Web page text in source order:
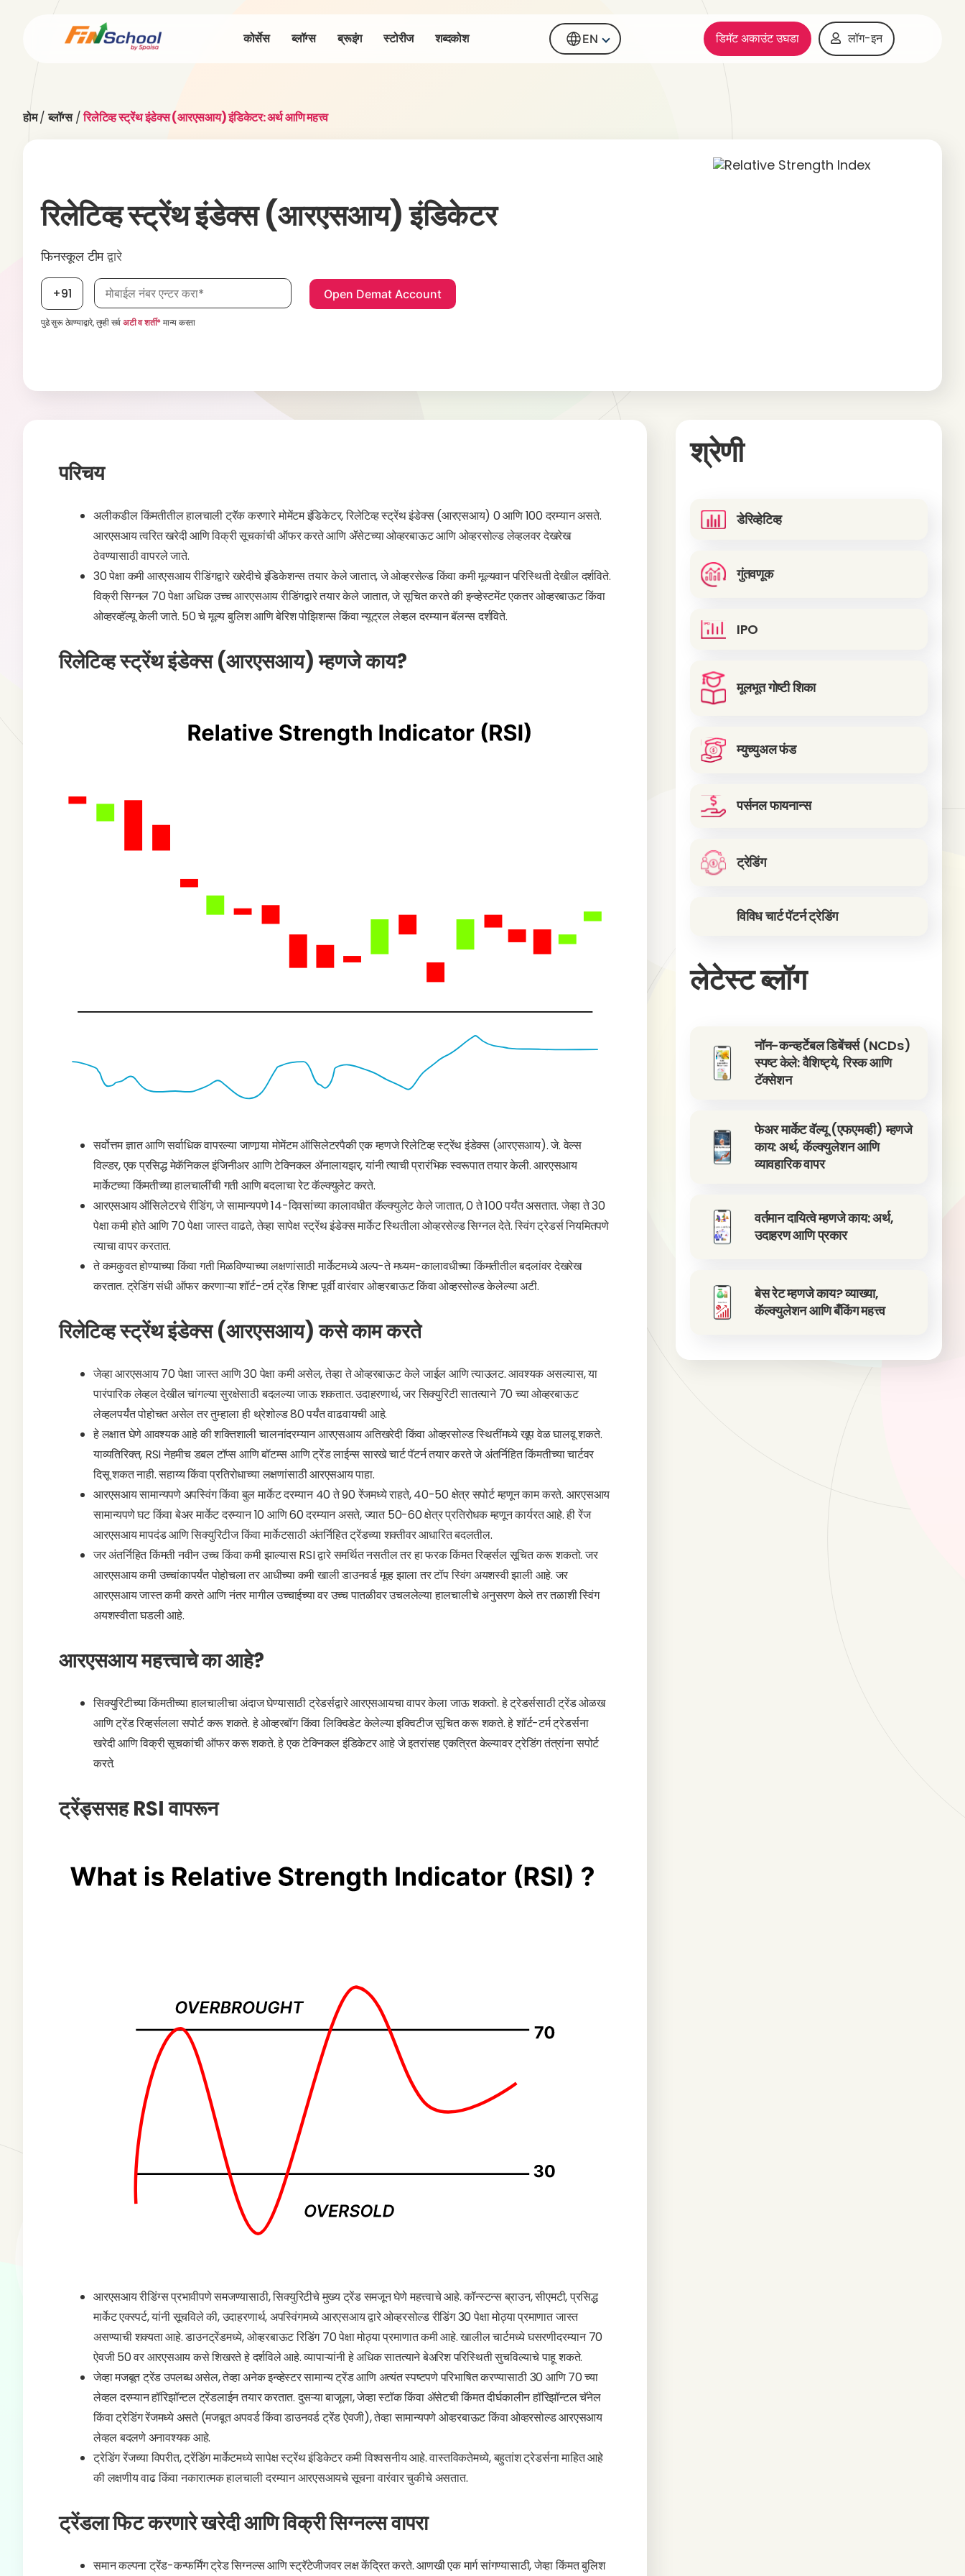
कोर्सेस ब्लॉग्स ब्रूइंग स्टोरीज शब्दकोश EN डिमॅट अकाउंट उघडा लॉग-इन
होम/ब्लॉग्स/रिलेटिव्ह स्ट्रेंथ इंडेक्स (आरएसआय) इंडिकेटर: अर्थ आणि महत्त्व
रिलेटिव्ह स्ट्रेंथ इंडेक्स (आरएसआय) इंडिकेटर
फिनस्कूल टीमद्वारे
+91 मोबाईल नंबर, आवश्यक
पुढे सुरू ठेवण्याद्वारे, तुम्ही सर्वअटी व शर्ती*मान्य करता
परिचय
अलीकडील किंमतीतील हालचाली ट्रॅक करणारे मोमेंटम इंडिकेटर, रिलेटिव्ह स्ट्रेंथ इंडेक्स (आरएसआय) 0 आणि 100 दरम्यान असते.
आरएसआय त्वरित खरेदी आणि विक्री सूचकांची ऑफर करते आणि ॲसेटच्या ओव्हरबाऊट आणि ओव्हरसोल्ड लेव्हलवर देखरेख
ठेवण्यासाठी वापरले जाते.
30 पेक्षा कमी आरएसआय रीडिंगद्वारे खरेदीचे इंडिकेशन्स तयार केले जातात, जे ओव्हरसेल्ड किंवा कमी मूल्यवान परिस्थिती देखील दर्शविते.
विक्री सिग्नल 70 पेक्षा अधिक उच्च आरएसआय रीडिंगद्वारे तयार केले जातात, जे सूचित करते की इन्व्हेस्टमेंट एकतर ओव्हरबाऊट किंवा
ओव्हरव्हॅल्यू केली जाते. 50 चे मूल्य बुलिश आणि बेरिश पोझिशन्स किंवा न्यूट्रल लेव्हल दरम्यान बॅलन्स दर्शविते.
रिलेटिव्ह स्ट्रेंथ इंडेक्स (आरएसआय) म्हणजे काय?
सर्वोत्तम ज्ञात आणि सर्वाधिक वापरल्या जाणार्‍या मोमेंटम ऑसिलेटरपैकी एक म्हणजे रिलेटिव्ह स्ट्रेंथ इंडेक्स (आरएसआय). जे. वेल्स
विल्डर, एक प्रसिद्ध मेकॅनिकल इंजिनीअर आणि टेक्निकल ॲनालायझर, यांनी त्याची प्रारंभिक स्वरूपात तयार केली. आरएसआय
मार्केटच्या किंमतीच्या हालचालींची गती आणि बदलाचा रेट कॅल्क्युलेट करते.
आरएसआय ऑसिलेटरचे रीडिंग, जे सामान्यपणे 14-दिवसांच्या कालावधीत कॅल्क्युलेट केले जातात, 0 ते 100 पर्यंत असतात. जेव्हा ते 30
पेक्षा कमी होते आणि 70 पेक्षा जास्त वाढते, तेव्हा सापेक्ष स्ट्रेंथ इंडेक्स मार्केट स्थितीला ओव्हरसेल्ड सिग्नल देते. स्विंग ट्रेडर्स नियमितपणे
त्याचा वापर करतात.
ते कमकुवत होण्याच्या किंवा गती मिळविण्याच्या लक्षणांसाठी मार्केटमध्ये अल्प-ते मध्यम-कालावधीच्या किंमतीतील बदलांवर देखरेख
करतात. ट्रेडिंग संधी ऑफर करणाऱ्या शॉर्ट-टर्म ट्रेंड शिफ्ट पूर्वी वारंवार ओव्हरबाऊट किंवा ओव्हरसोल्ड केलेल्या अटी.
रिलेटिव्ह स्ट्रेंथ इंडेक्स (आरएसआय) कसे काम करते
जेव्हा आरएसआय 70 पेक्षा जास्त आणि 30 पेक्षा कमी असेल, तेव्हा ते ओव्हरबाऊट केले जाईल आणि त्याउलट. आवश्यक असल्यास, या
पारंपारिक लेव्हल देखील चांगल्या सुरक्षेसाठी बदलल्या जाऊ शकतात. उदाहरणार्थ, जर सिक्युरिटी सातत्याने 70 च्या ओव्हरबाऊट
लेव्हलपर्यंत पोहोचत असेल तर तुम्हाला ही थ्रेशोल्ड 80 पर्यंत वाढवायची आहे.
हे लक्षात घेणे आवश्यक आहे की शक्तिशाली चालनांदरम्यान आरएसआय अतिखरेदी किंवा ओव्हरसोल्ड स्थितींमध्ये खूप वेळ घालवू शकते.
याव्यतिरिक्त, RSI नेहमीच डबल टॉप्स आणि बॉटम्स आणि ट्रेंड लाईन्स सारखे चार्ट पॅटर्न तयार करते जे अंतर्निहित किंमतीच्या चार्टवर
दिसू शकत नाही. सहाय्य किंवा प्रतिरोधाच्या लक्षणांसाठी आरएसआय पाहा.
आरएसआय सामान्यपणे अपस्विंग किंवा बुल मार्केट दरम्यान 40 ते 90 रेंजमध्ये राहते, 40-50 क्षेत्र सपोर्ट म्हणून काम करते. आरएसआय
सामान्यपणे घट किंवा बेअर मार्केट दरम्यान 10 आणि 60 दरम्यान असते, ज्यात 50-60 क्षेत्र प्रतिरोधक म्हणून कार्यरत आहे. ही रेंज
आरएसआय मापदंड आणि सिक्युरिटीज किंवा मार्केटसाठी अंतर्निहित ट्रेंडच्या शक्तीवर आधारित बदलतील.
जर अंतर्निहित किंमती नवीन उच्च किंवा कमी झाल्यास RSI द्वारे समर्थित नसतील तर हा फरक किंमत रिव्हर्सल सूचित करू शकतो. जर
आरएसआय कमी उच्चांकापर्यंत पोहोचला तर आधीच्या कमी खाली डाउनवर्ड मूव्ह झाला तर टॉप स्विंग अयशस्वी झाली आहे. जर
आरएसआय जास्त कमी करते आणि नंतर मागील उच्चाईच्या वर उच्च पातळीवर उचललेल्या हालचालीचे अनुसरण केले तर तळाशी स्विंग
अयशस्वीता घडली आहे.
आरएसआय महत्त्वाचे का आहे?
सिक्युरिटीच्या किंमतीच्या हालचालीचा अंदाज घेण्यासाठी ट्रेडर्सद्वारे आरएसआयचा वापर केला जाऊ शकतो. हे ट्रेडर्ससाठी ट्रेंड ओळख
आणि ट्रेंड रिव्हर्सलला सपोर्ट करू शकते. हे ओव्हरबॉग किंवा लिक्विडेट केलेल्या इक्विटीज सूचित करू शकते. हे शॉर्ट-टर्म ट्रेडर्सना
खरेदी आणि विक्री सूचकांची ऑफर करू शकते. हे एक टेक्निकल इंडिकेटर आहे जे इतरांसह एकत्रित केल्यावर ट्रेडिंग तंत्रांना सपोर्ट
करते.
ट्रेंड्ससह RSI वापरून
आरएसआय रीडिंग्स प्रभावीपणे समजण्यासाठी, सिक्युरिटीचे मुख्य ट्रेंड समजून घेणे महत्त्वाचे आहे. कॉन्स्टन्स ब्राउन, सीएमटी, प्रसिद्ध
मार्केट एक्स्पर्ट, यांनी सूचविले की, उदाहरणार्थ, अपस्विंगमध्ये आरएसआय द्वारे ओव्हरसोल्ड रीडिंग 30 पेक्षा मोठ्या प्रमाणात जास्त
असण्याची शक्यता आहे. डाउनट्रेंडमध्ये, ओव्हरबाऊट रिडिंग 70 पेक्षा मोठ्या प्रमाणात कमी आहे. खालील चार्टमध्ये घसरणीदरम्यान 70
ऐवजी 50 वर आरएसआय कसे शिखरते हे दर्शविले आहे. व्यापाऱ्यांनी हे अधिक सातत्याने बेअरिश परिस्थिती सुचविल्याचे पाहू शकते.
जेव्हा मजबूत ट्रेंड उपलब्ध असेल, तेव्हा अनेक इन्व्हेस्टर सामान्य ट्रेंड आणि अत्यंत स्पष्टपणे परिभाषित करण्यासाठी 30 आणि 70 च्या
लेव्हल दरम्यान हॉरिझॉन्टल ट्रेंडलाईन तयार करतात. दुसऱ्या बाजूला, जेव्हा स्टॉक किंवा ॲसेटची किंमत दीर्घकालीन हॉरिझॉन्टल चॅनेल
किंवा ट्रेडिंग रेंजमध्ये असते (मजबूत अपवर्ड किंवा डाउनवर्ड ट्रेंड ऐवजी), तेव्हा सामान्यपणे ओव्हरबाऊट किंवा ओव्हरसोल्ड आरएसआय
लेव्हल बदलणे अनावश्यक आहे.
ट्रेडिंग रेंजच्या विपरीत, ट्रेंडिंग मार्केटमध्ये सापेक्ष स्ट्रेंथ इंडिकेटर कमी विश्वसनीय आहे. वास्तविकतेमध्ये, बहुतांश ट्रेडर्सना माहित आहे
की लक्षणीय वाढ किंवा नकारात्मक हालचाली दरम्यान आरएसआयचे सूचना वारंवार चुकीचे असतात.
ट्रेंडला फिट करणारे खरेदी आणि विक्री सिग्नल्स वापरा
समान कल्पना ट्रेंड-कन्फर्मिंग ट्रेड सिग्नल्स आणि स्ट्रॅटेजीजवर लक्ष केंद्रित करते. आणखी एक मार्ग सांगण्यासाठी, जेव्हा किंमत बुलिश
श्रेणी
डेरिव्हेटिव्ह
गुंतवणूक
IPO
मूलभूत गोष्टी शिका
म्युच्युअल फंड
पर्सनल फायनान्स
ट्रेडिंग
विविध चार्ट पॅटर्न ट्रेडिंग
लेटेस्ट ब्लॉग
नॉन-कन्व्हर्टेबल डिबेंचर्स (NCDs)
स्पष्ट केले: वैशिष्ट्ये, रिस्क आणि
टॅक्सेशन
फेअर मार्केट वॅल्यू (एफएमव्ही) म्हणजे
काय: अर्थ, कॅल्क्युलेशन आणि
व्यावहारिक वापर
वर्तमान दायित्वे म्हणजे काय: अर्थ,
उदाहरण आणि प्रकार
बेस रेट म्हणजे काय? व्याख्या,
कॅल्क्युलेशन आणि बँकिंग महत्त्व